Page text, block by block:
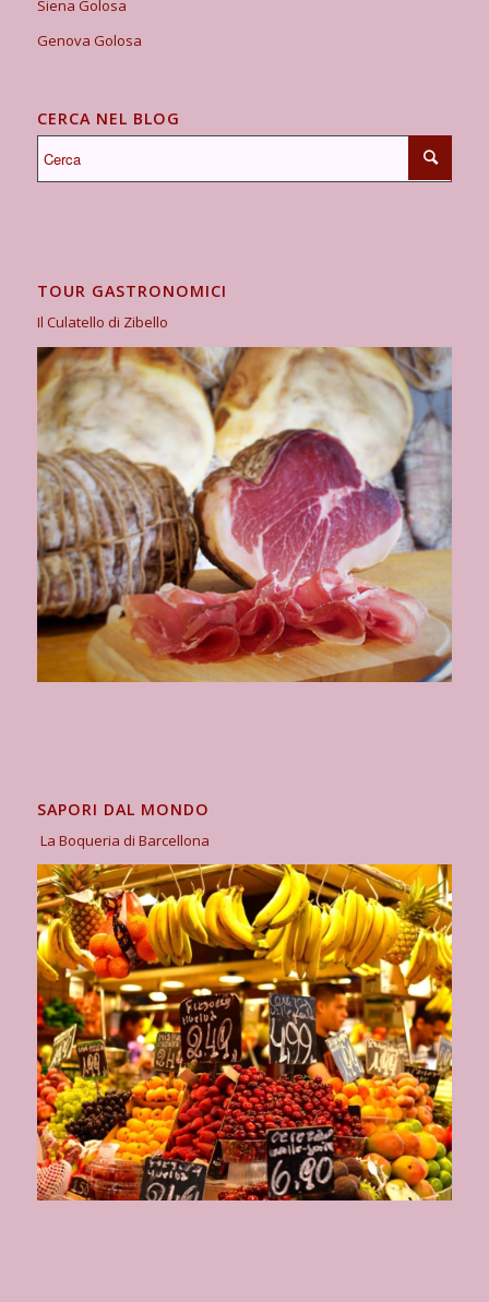
Siena Golosa
Genova Golosa
CERCA NEL BLOG
TOUR GASTRONOMICI
Il Culatello di Zibello
SAPORI DAL MONDO
La Boqueria di Barcellona